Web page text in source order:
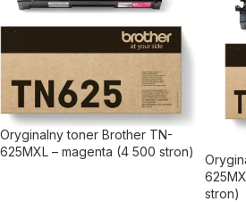
Oryginalny toner Brother TN-
625MXL – magenta (4 500 stron)
stron)